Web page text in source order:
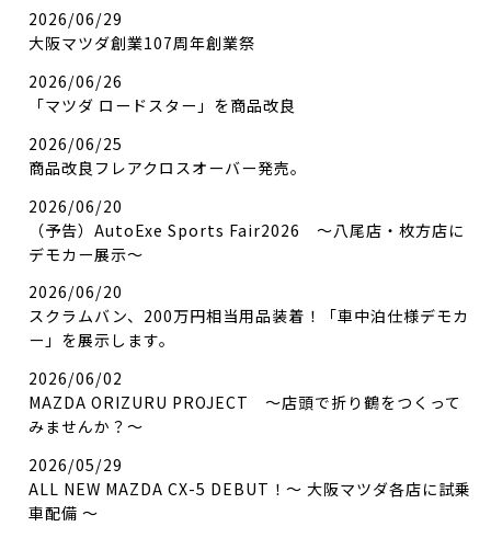
2026/06/29
大阪マツダ創業107周年創業祭
2026/06/26
「マツダ ロードスター」を商品改良
2026/06/25
商品改良フレアクロスオーバー発売。
2026/06/20
（予告）AutoExe Sports Fair2026 ～八尾店・枚方店に
デモカー展示～
2026/06/20
スクラムバン、200万円相当用品装着！「車中泊仕様デモカ
ー」を展示します。
2026/06/02
MAZDA ORIZURU PROJECT ～店頭で折り鶴をつくって
みませんか？～
2026/05/29
ALL NEW MAZDA CX-5 DEBUT！～ 大阪マツダ各店に試乗
車配備 ～